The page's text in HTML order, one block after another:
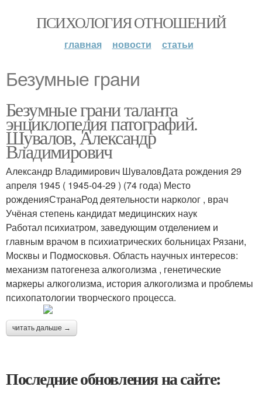
ПСИХОЛОГИЯ ОТНОШЕНИЙ
главная новости статьи
Безумные грани
Безумные грани таланта
энциклопедия патографий.
Шувалов, Александр
Владимирович
Александр Владимирович ШуваловДата рождения 29
апреля 1945 ( 1945-04-29 ) (74 года) Место
рожденияСтранаРод деятельности нарколог , врач
Учёная степень кандидат медицинских наук
Работал психиатром, заведующим отделением и
главным врачом в психиатрических больницах Рязани,
Москвы и Подмосковья. Область научных интересов:
механизм патогенеза алкоголизма , генетические
маркеры алкоголизма, история алкоголизма и проблемы
психопатологии творческого процесса.
читать дальше →
Последние обновления на сайте: